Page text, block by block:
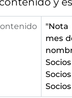
"Nota
mes